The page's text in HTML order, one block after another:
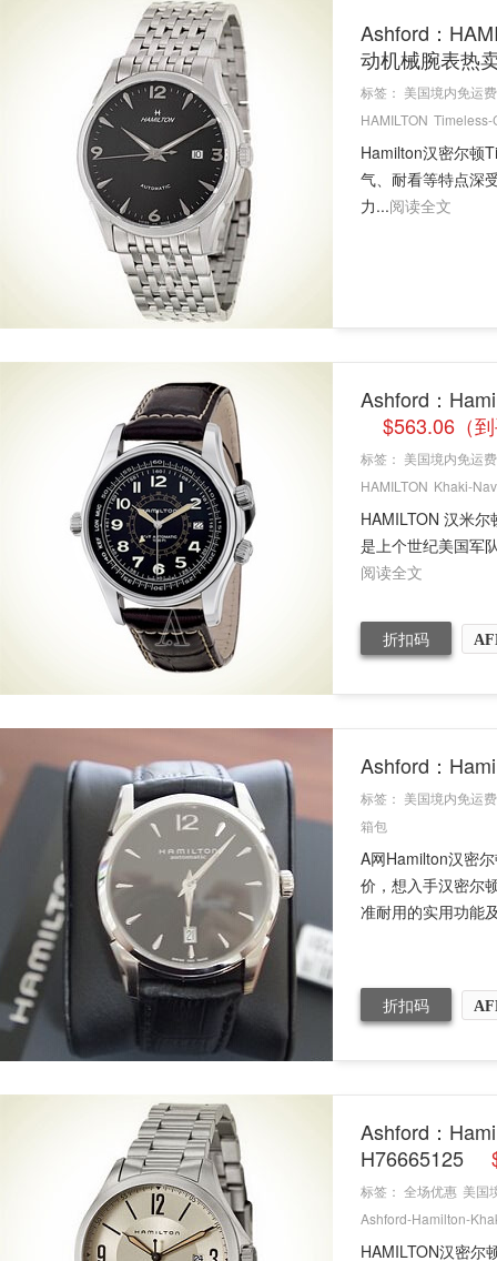
Ashford：
动机械腕表热
标签： 美国境内免运费
HAMILTON Timeless-
Hamilton汉密尔顿
气、耐看等特点深
力...阅读全文
Ashford：
$563.06（
标签： 美国境内免运费
HAMILTON Khaki-
HAMILTON 汉米
是上个世纪美国军
阅读全文
折扣码
Ashford：
标签： 美国境内免运费
箱包
A网Hamilton汉密
价，想入手汉密尔
准耐用的实用功能
折扣码
Ashford：
H76665125
标签： 全场优惠 美国
Ashford-Hamilton-
HAMILTON汉密尔